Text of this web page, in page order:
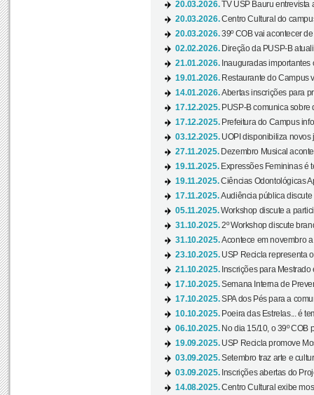
20.03.2026.TV USP Bauru entrevista
20.03.2026.Centro Cultural do
20.03.2026.39º COB vai acontecer
02.02.2026. Direção da PUSP-B
21.01.2026. Inauguradas
19.01.2026. Restaurante do Campus
14.01.2026.Abertas inscrições para
17.12.2025. PUSP-B comunica sobre
17.12.2025. Prefeitura do Campus
03.12.2025. UOPI disponibiliza novos
27.11.2025. Dezembro Musical
19.11.2025. Expressões Femininas é
19.11.2025.Ciências Odontológicas
17.11.2025.Audiência pública
05.11.2025.Workshop discute a
31.10.2025.2º Workshop discute
31.10.2025.Acontece em novembro
23.10.2025. USP Recicla representa
21.10.2025. Inscrições para
17.10.2025.Semana Interna de
17.10.2025.SPA dos Pés para a
10.10.2025. Poeira das Estrelas... é
06.10.2025. No dia 15/10, o 39º COB
19.09.2025. USP Recicla promove
03.09.2025.Setembro traz arte e
03.09.2025. Inscrições abertas do
14.08.2025.Centro Cultural exibe